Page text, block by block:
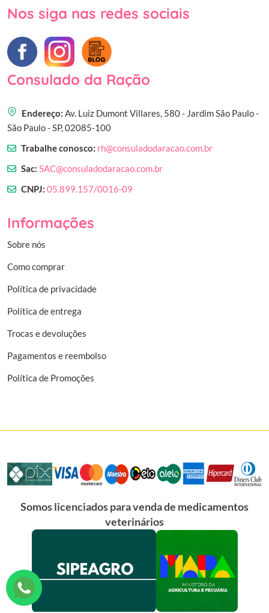
Nos siga nas redes sociais
Consulado da Ração
Endereço: Av. Luiz Dumont Villares, 580 - Jardim São Paulo -
São Paulo - SP, 02085-100
Trabalhe conosco: rh@consuladodaracao.com.br
Sac: SAC@consuladodaracao.com.br
CNPJ: 05.899.157/0016-09
Informações
Sobre nós
Como comprar
Política de privacidade
Política de entrega
Trocas e devoluções
Pagamentos e reembolso
Política de Promoções
Somos licenciados para venda de medicamentos
veterinários